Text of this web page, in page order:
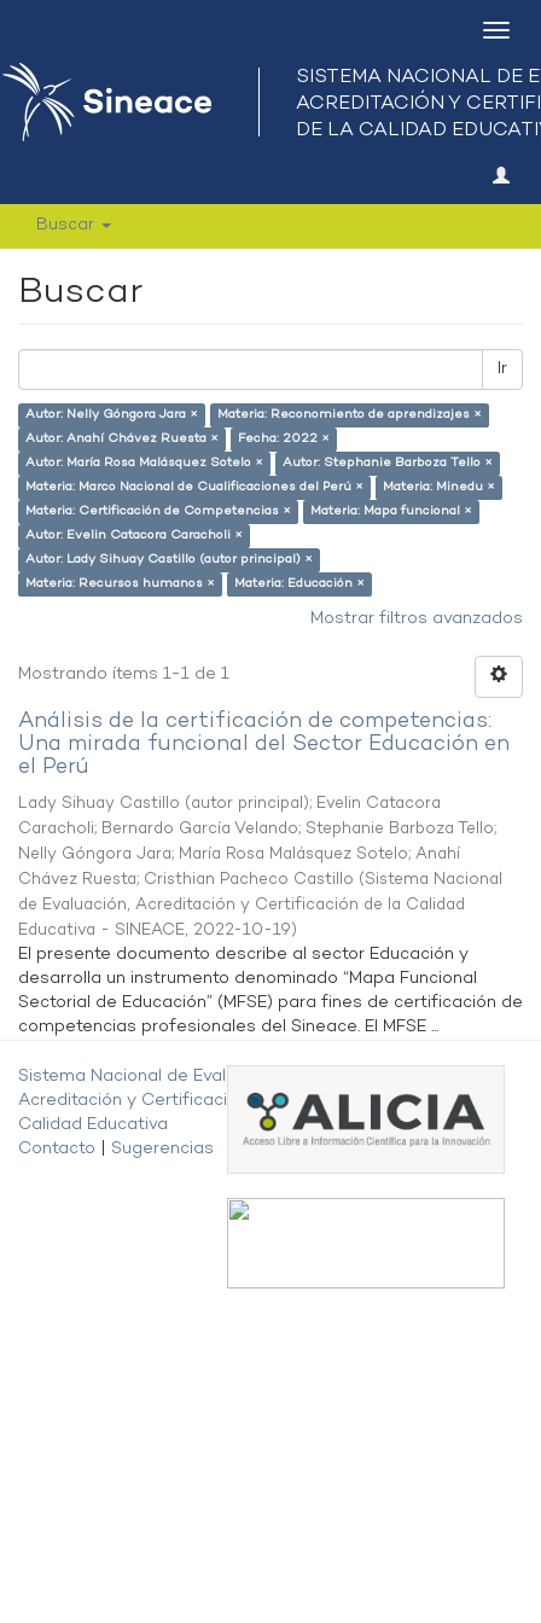
Buscar
Buscar
Ir
Autor: Nelly Góngora Jara ×
Materia: Reconomiento de aprendizajes ×
Autor: Anahí Chávez Ruesta ×
Fecha: 2022 ×
Autor: María Rosa Malásquez Sotelo ×
Autor: Stephanie Barboza Tello ×
Materia: Marco Nacional de Cualificaciones del Perú ×
Materia: Minedu ×
Materia: Certificación de Competencias ×
Materia: Mapa funcional ×
Autor: Evelin Catacora Caracholi ×
Autor: Lady Sihuay Castillo (autor principal) ×
Materia: Recursos humanos ×
Materia: Educación ×
Mostrar filtros avanzados
Mostrando ítems 1-1 de 1
Análisis de la certificación de competencias:
Una mirada funcional del Sector Educación en
el Perú
Lady Sihuay Castillo (autor principal); Evelin Catacora
Caracholi; Bernardo García Velando; Stephanie Barboza Tello;
Nelly Góngora Jara; María Rosa Malásquez Sotelo; Anahí
Chávez Ruesta; Cristhian Pacheco Castillo (Sistema Nacional
de Evaluación, Acreditación y Certificación de la Calidad
Educativa - SINEACE, 2022-10-19)
El presente documento describe al sector Educación y
desarrolla un instrumento denominado “Mapa Funcional
Sectorial de Educación” (MFSE) para fines de certificación de
competencias profesionales del Sineace. El MFSE ...
Sistema Nacional de Evaluación,
Acreditación y Certificación de la
Calidad Educativa
Contacto
Sugerencias